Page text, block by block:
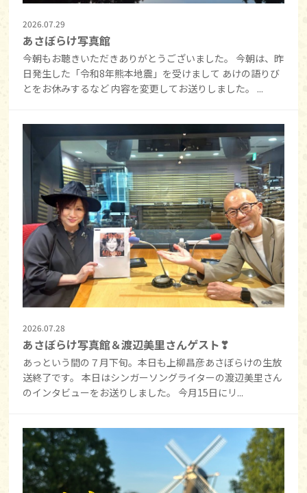
2026.07.29
あさぼらけ写真館
今朝もお聴きいただきありがとうございました。 今朝は、昨
日発生した「令和8年熊本地震」を受けまして あけの語りび
とをお休みするなど 内容を変更してお送りしました。 ...
2026.07.28
あさぼらけ写真館＆渡辺美里さんゲスト❣
あっという間の７月下旬。本日も上柳昌彦あさぼらけの生放
送終了です。 本日はシンガーソングライターの渡辺美里さん
のインタビューをお送りしました。 今月15日にリ...